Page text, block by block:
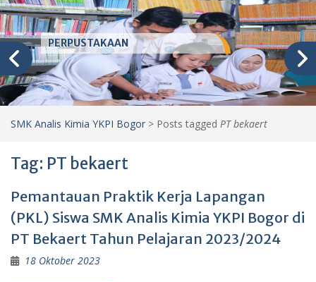
PERPUSTAKAAN
SMK Analis Kimia YKPI Bogor > Posts tagged PT bekaert
Tag: PT bekaert
Pemantauan Praktik Kerja Lapangan
(PKL) Siswa SMK Analis Kimia YKPI Bogor di
PT Bekaert Tahun Pelajaran 2023/2024
18 Oktober 2023